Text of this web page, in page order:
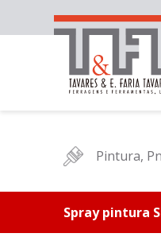
Pintura,
Spray pintura